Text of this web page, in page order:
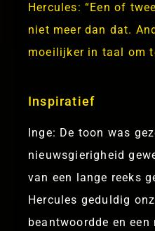
Hercules: “Een of
niet meer dan dat.
moeilijker in taal om
Inspiratief
Inge: De toon was
nieuwsgierigheid
van een lange reeks
Hercules geduldig
beantwoordde en